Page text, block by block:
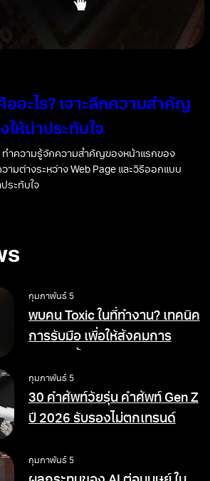
ออะไร? เจาะลึกความสำคัญ
ให้น่าประทับใจ
ทำความรู้จักความสำคัญของหน้าแรกของ
วามต่างระหว่าง Web Page และวิธีออกแบบ
ประทับใจ
กุมภาพันธ์ 5
พบคน Toxic ในที่ทำงาน? เทคนิค
การรับมือ เพื่อให้สังคมการ
กุมภาพันธ์ 5
30 คำศัพท์วัยรุ่น คำศัพท์ Gen Z
ปี 2026 รับรองไม่ตกเทรนด์
กุมภาพันธ์ 5